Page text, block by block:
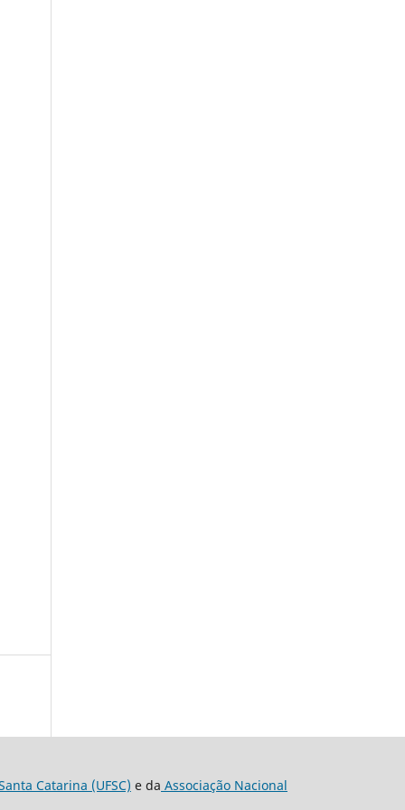
Catarina (UFSC) e da Associação Nacional